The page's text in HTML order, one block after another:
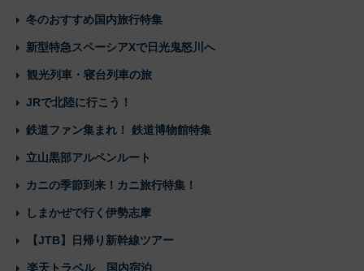
冬のおすすめ国内旅行特集
新型特急スペーシアXで日光鬼怒川へ
観光列車・寝台列車の旅
JRで北陸に行こう！
鉄道ファン集まれ！ 鉄道博物館特集
立山黒部アルペンルート
カニの季節到来！カニ旅行特集！
しまかぜで行く伊勢志摩
【JTB】日帰り新幹線ツアー
楽天トラベル 国内宿泊